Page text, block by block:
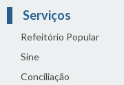
Serviços
Refeitório Popular
Sine
Conciliação